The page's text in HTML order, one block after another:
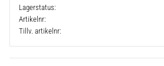
Lagerstatus
Artikelnr
Tillv. artikelnr